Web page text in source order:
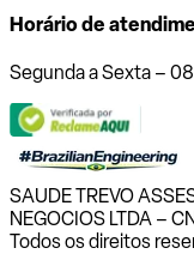
Horário de
Segunda a Sexta –
SAUDE TREVO
NEGOCIOS LTDA –
Todos os direitos